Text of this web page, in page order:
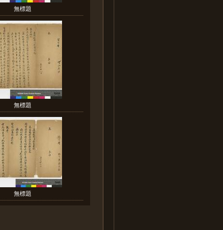
無標題
無標題
無標題